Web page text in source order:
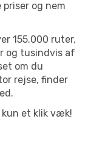
og nem
155.000 ruter,
og tusindvis af
om du
rejse, finder
et klik væk!